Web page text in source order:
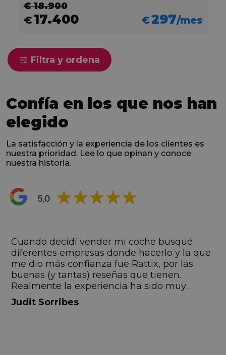
€ 18.900
€17.400 €297/mes
Filtra y ordena
Confía en los que nos han
elegido
La satisfacción y la experiencia de los clientes es
nuestra prioridad. Lee lo que opinan y conoce
nuestra historia.
Cuando decidí vender mi coche busqué
diferentes empresas donde hacerlo y la que
me dio más confianza fue Rattix, por las
buenas (y tantas) reseñas que tienen.
Realmente la experiencia ha sido muy
buena, Carolina ha sido siempre muy atenta
y profesional. Finalmente mi hermana se
Judit Sorribes